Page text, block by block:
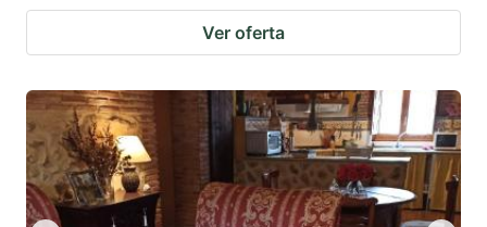
Ver oferta